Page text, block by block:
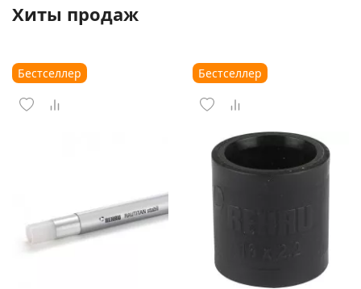
Хиты продаж
Бестселлер Бестселлер